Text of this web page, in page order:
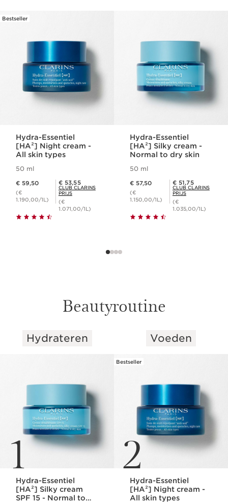
Bestseller
Hydra-Essentiel
[HA²] Night cream -
All skin types
50 ml
€ 59,50
(€
1.190,00/1L)
Club Clarins Prijs € 53,55
€ 53,55
CLUB CLARINS
PRIJS
(€
1.071,00/1L)
Hydra-Essentiel
[HA²] Silky cream -
Normal to dry skin
50 ml
€ 57,50
(€
1.150,00/1L)
Club Clarins Prijs € 51,75
€ 51,75
CLUB CLARINS
PRIJS
(€
1.035,00/1L)
Beautyroutine
DOORGAAN NAAR INHOUD
Hydrateren
1
Hydra-Essentiel
[HA²] Silky cream
SPF 15 - Normal to
Voeden
2
Bestseller
Hydra-Essentiel
[HA²] Night cream -
All skin types